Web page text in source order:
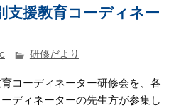
支援教育コーディネー
研修だより
コーディネーター研修会を、各
ディネーターの先生方が参集し